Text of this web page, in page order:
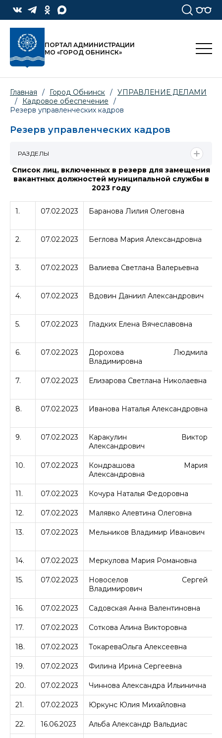
ПОРТАЛ АДМИНИСТРАЦИИ
МО «ГОРОД ОБНИНСК»
Главная / Город Обнинск / УПРАВЛЕНИЕ ДЕЛАМИ
/
Кадровое обеспечение
/
Резерв управленческих кадров
Резерв управленческих кадров
Список лиц, включенных в резерв для замещения
вакантных должностей муниципальной службы в
2023 году
1. 07.02.2023 Баранова Лилия Олеговна
2. 07.02.2023 Беглова Мария Александровна
3. 07.02.2023 Валиева Светлана Валерьевна
4. 07.02.2023 Вдовин Даниил Александрович
5. 07.02.2023 Гладких Елена Вячеславовна
6. 07.02.2023
Дорохова Людмила
Владимировна
7. 07.02.2023 Елизарова Светлана Николаевна
8. 07.02.2023 Иванова Наталья Александровна
9. 07.02.2023
Каракулин Виктор
Александрович
10. 07.02.2023
Кондрашова Мария
Александровна
11. 07.02.2023 Кочура Наталья Федоровна
12. 07.02.2023 Малявко Алевтина Олеговна
13. 07.02.2023 Мельников Владимир Иванович
14. 07.02.2023 Меркулова Мария Романовна
15. 07.02.2023
Новоселов Сергей
Владимирович
16. 07.02.2023 Садовская Анна Валентиновна
17. 07.02.2023 Соткова Алина Викторовна
18. 07.02.2023 ТокареваОльга Алексеевна
19. 07.02.2023 Филина Ирина Сергеевна
20. 07.02.2023 Чиннова Александра Ильинична
21. 07.02.2023 Юркунс Юлия Михайловна
22. 16.06.2023 Альба Александр Вальдиас
РАЗДЕЛЫ